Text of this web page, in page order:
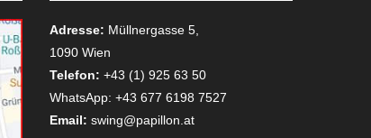
Adresse: Müllnergasse 5,
1090 Wien
Telefon: +43 (1) 925 63 50
WhatsApp: +43 677 6198 7527
Email: swing@papillon.at